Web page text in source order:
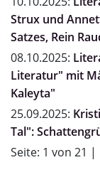
Strux und
Satzes, Rein
08.10.2025:
Literatur" mit
Kaleyta"
25.09.2025:
Tal":
Seite: 1 von 21 |